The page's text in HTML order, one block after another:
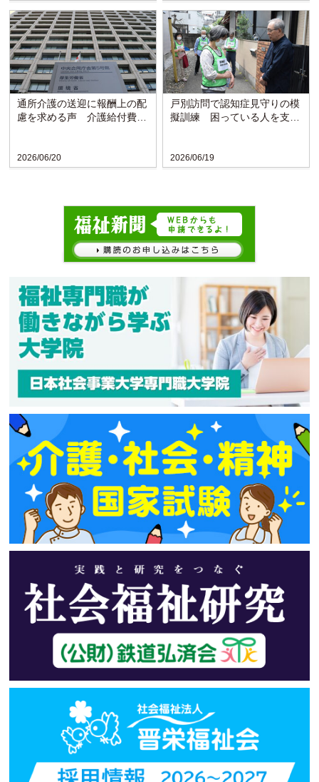
2026/06/20
通所介護の送迎に報酬上の配
慮を求める声 介護給付費分
2026/06/19
戸別訪問で認知症見守りの模
擬訓練 困っている人を支え